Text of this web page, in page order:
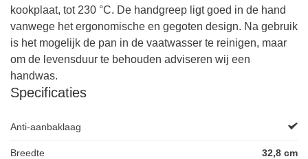
kookplaat, tot 230 °C. De handgreep ligt goed in de hand
vanwege het ergonomische en gegoten design. Na gebruik
is het mogelijk de pan in de vaatwasser te reinigen, maar
om de levensduur te behouden adviseren wij een
handwas.
Specificaties
Anti-aanbaklaag
Breedte 32,8 cm